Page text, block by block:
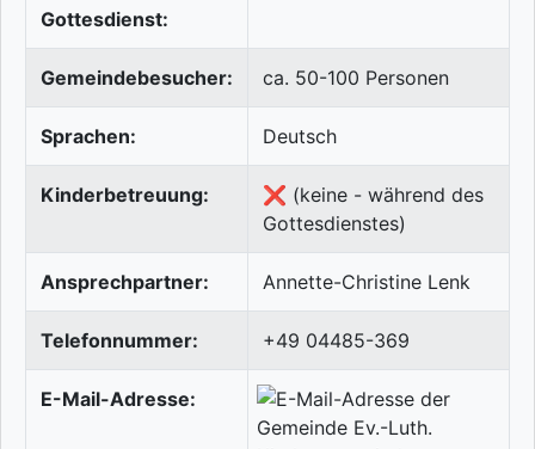
Gottesdienst:
Gemeindebesucher: ca. 50-100 Personen
Sprachen: Deutsch
Kinderbetreuung:
❌ (keine - während des
Gottesdienstes)
Ansprechpartner: Annette-Christine Lenk
Telefonnummer: +49 04485-369
E-Mail-Adresse: